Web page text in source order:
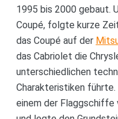
1995 bis 2000 gebaut.
Coupé, folgte kurze
das Coupé auf der
das Cabriolet die
unterschiedlichen
Charakteristiken
einem der Flaggschiffe